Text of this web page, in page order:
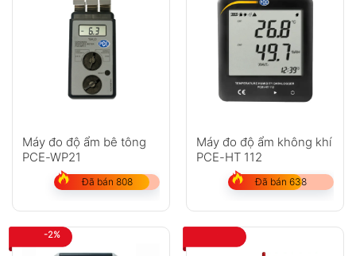
Máy đo độ ẩm bê tông
PCE-WP21
Đã bán 808
Máy đo độ ẩm không khí
PCE-HT 112
Đã bán 638
-2%